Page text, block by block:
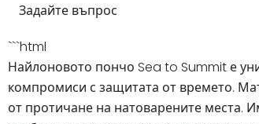
Задайте въпрос
```html
Найлоновото пончо Sea to Summit е
компромиси с защитата от времето.
от протичане на натоварените места.